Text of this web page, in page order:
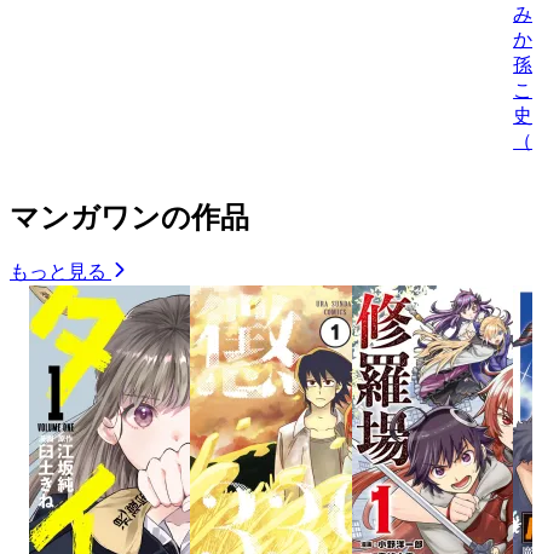
み/
か/
孫/
こ
史
（
マンガワンの作品
もっと見る